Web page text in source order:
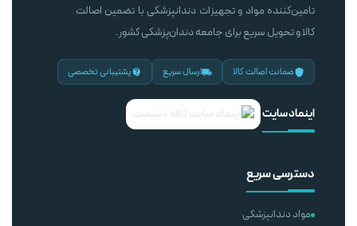
تامین‌کننده مواد و تجهیزات دندانپزشکی با تضمین اصالت
کالا و تحویل سریع برای جامعه دندان‌پزشکی کشور.
ضمانت اصالت کالا ارسال سریع پشتیبانی تخصصی
اینماد سایت
دسترسی سریع
مواد دندانپزشکی